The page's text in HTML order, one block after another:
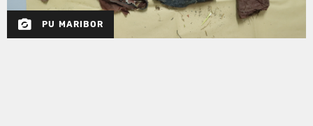
PU MARIBOR